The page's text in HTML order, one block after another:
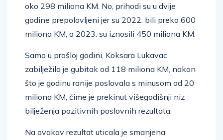
oko 298 miliona KM. No, prihodi su u dvije
godine prepolovljeni jer su 2022. bili preko 600
miliona KM, a 2023. su iznosili 450 miliona KM.
Samo u prošloj godini, Koksara Lukavac
zabilježila je gubitak od 118 miliona KM, nakon
što je godinu ranije poslovala s minusom od 20
miliona KM, čime je prekinut višegodišnji niz
bilježenja pozitivnih poslovnih rezultata.
Na ovakav rezultat uticala je smanjena